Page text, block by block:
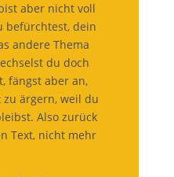
aber nicht voll
befürchtest, dein
andere Thema
du doch
fängst aber an,
ärgern, weil du
Also zurück
Text, nicht mehr